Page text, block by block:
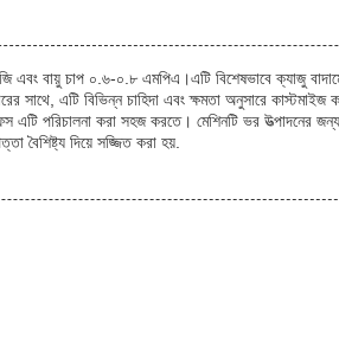
এবং বায়ু চাপ ০.৬-০.৮ এমপিএ।এটি বিশেষভাবে ক্যাজু
এটি বিভিন্ন চাহিদা এবং ক্ষমতা অনুসারে কাস্টমাইজ
এটি পরিচালনা করা সহজ করতে। মেশিনটি ভর উত্পাদনের
বৈশিষ্ট্য দিয়ে সজ্জিত করা হয়.